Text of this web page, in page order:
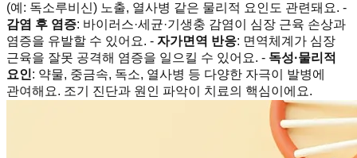
(예: 독소루비신) 노출, 열사병 같은 물리적 요인도 관련돼요. -
감염 후 염증: 바이러스·세균·기생충 감염이 심장 근육 손상과
염증을 유발할 수 있어요. - 자가면역 반응: 면역체계가 심장
근육을 잘못 공격해 염증을 일으킬 수 있어요. - 독성·물리적
요인: 약물, 중금속, 독소, 열사병 등 다양한 자극이 발병에
관여해요. 조기 진단과 원인 파악이 치료의 핵심이에요.